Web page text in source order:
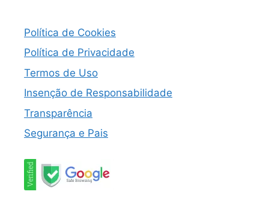
Política de Cookies
Política de Privacidade
Termos de Uso
Insenção de Responsabilidade
Transparência
Segurança e Pais